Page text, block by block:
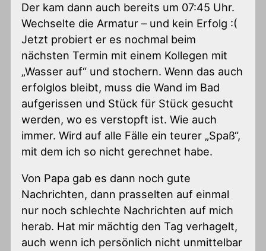
Der kam dann auch bereits um 07:45 Uhr.
Wechselte die Armatur – und kein Erfolg :(
Jetzt probiert er es nochmal beim
nächsten Termin mit einem Kollegen mit
„Wasser auf“ und stochern. Wenn das auch
erfolglos bleibt, muss die Wand im Bad
aufgerissen und Stück für Stück gesucht
werden, wo es verstopft ist. Wie auch
immer. Wird auf alle Fälle ein teurer „Spaß“,
mit dem ich so nicht gerechnet habe.
Von Papa gab es dann noch gute
Nachrichten, dann prasselten auf einmal
nur noch schlechte Nachrichten auf mich
herab. Hat mir mächtig den Tag verhagelt,
auch wenn ich persönlich nicht unmittelbar